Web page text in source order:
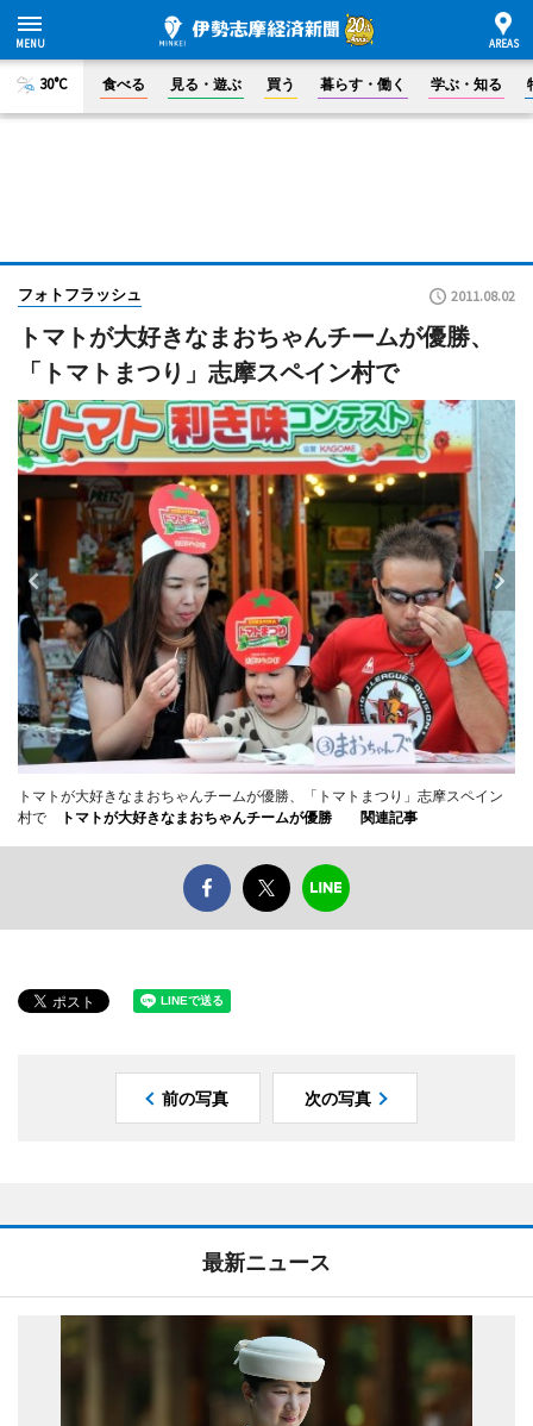
30°C 食べる 見る・遊ぶ 買う 暮らす・働く 学ぶ・知る
フォトフラッシュ 2011.08.02
トマトが大好きなまおちゃんチームが優勝、
「トマトまつり」志摩スペイン村で
トマトが大好きなまおちゃんチームが優勝、「トマトまつり」志摩スペイン
村で
トマトが大好きなまおちゃんチームが優勝 関連記事
前の写真 次の写真
最新ニュース